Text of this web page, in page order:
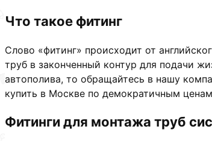
Что такое фитинг
Слово «фитинг» происходит от
труб в законченный контур для подачи
автополива, то обращайтесь в нашу
купить в Москве по демократичным
Фитинги для монтажа труб